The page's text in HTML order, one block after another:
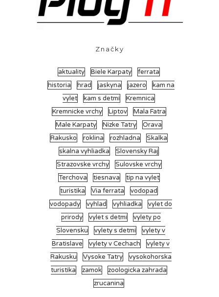
Značky
aktuality Biele Karpaty
ferrata
historia
hrad jaskyna jazero
kam na
vylet
kam s detmi
Kremnica
Kremnicke vrchy
Liptov
Mala Fatra
Male Karpaty
Nizke Tatry
Orava
Rakusko
roklina rozhladna
Skalka
skalna vyhliadka
Slovensky Raj
Strazovske vrchy
Sulovske vrchy
Terchova
tiesnava
tip na vylet
turistika
Via ferrata
vodopad
vodopady
vyhlad vyhliadka
vylet do
prirody
vylet s detmi
vylety po
Slovensku
vylety s detmi
vylety v
Bratislave
vylety v Cechach
vylety v
Rakusku
Vysoke Tatry
vysokohorska
turistika
zamok
zoologicka zahrada
zrucanina